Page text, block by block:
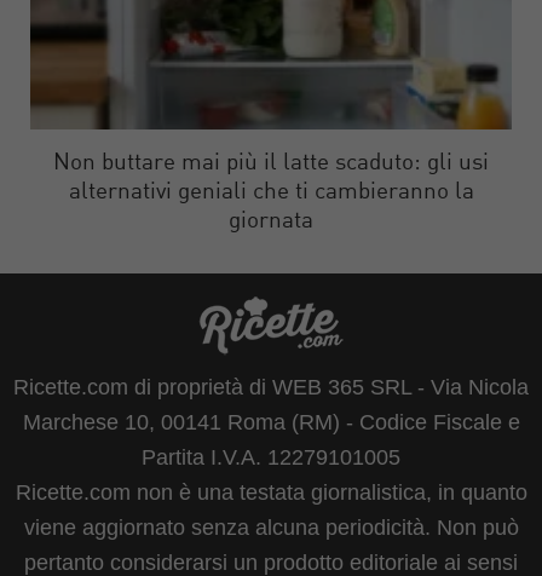
Non buttare mai più il latte scaduto: gli usi
alternativi geniali che ti cambieranno la
giornata
Ricette.com di proprietà di WEB 365 SRL - Via Nicola
Marchese 10, 00141 Roma (RM) - Codice Fiscale e
Partita I.V.A. 12279101005
Ricette.com non è una testata giornalistica, in quanto
viene aggiornato senza alcuna periodicità. Non può
pertanto considerarsi un prodotto editoriale ai sensi